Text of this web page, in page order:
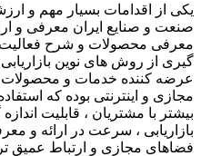
یکی از اقدامات بسیار مهم و
صنعت و صنایع ایران معرفی و
معرفی محصولات و شرح فعالیت
گیری از روش های نوین بازاریابی
عرضه کننده خدمات و محصولات و
مجازی و اینترنتی بوده که
بیشتر با مشتریان ، قابلیت
بازاریابی ، سرعت در ارائه و
فضاهای مجازی و ارتباط عمیق